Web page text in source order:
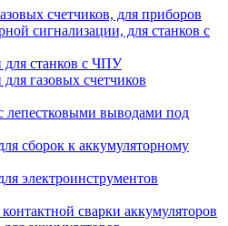
счетчиков, для приборов
сигнализации, для станков с
для станков с ЧПУ
для газовых счетчиков
лепестковыми выводами под
сборок к аккумуляторному
электроинструментов
сварки аккумуляторов